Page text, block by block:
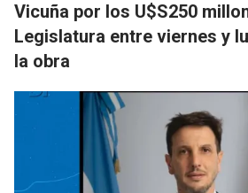
Vicuña por los U$S250
Legislatura entre viernes y
la obra